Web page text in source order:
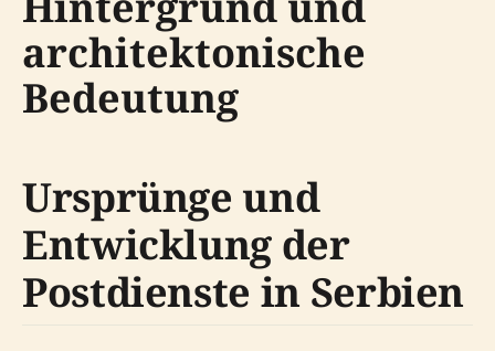
architektonische
Bedeutung
Ursprünge und
Entwicklung der
Postdienste in Serbien